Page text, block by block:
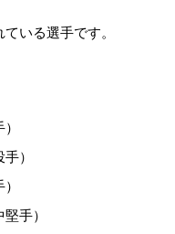
いる選手です。
）
手）